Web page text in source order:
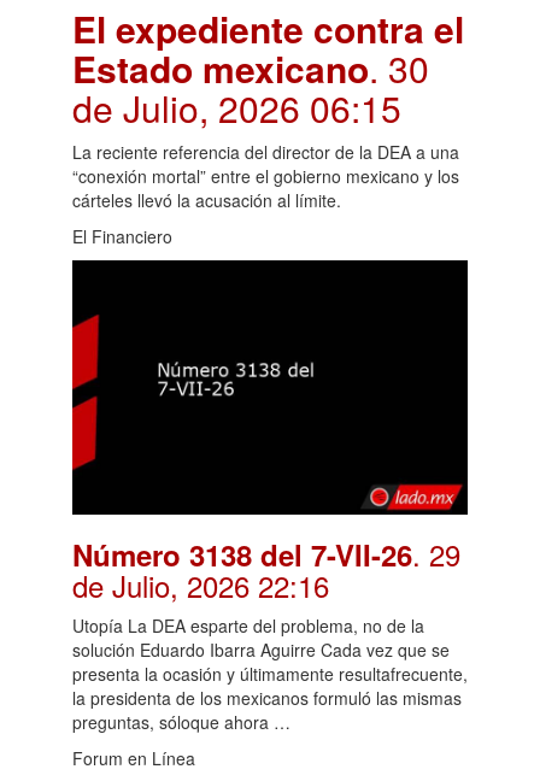
El expediente contra el
Estado mexicano. 30
de Julio, 2026 06:15
La reciente referencia del director de la DEA a una
“conexión mortal” entre el gobierno mexicano y los
cárteles llevó la acusación al límite.
El Financiero
Número 3138 del 7-VII-26. 29
de Julio, 2026 22:16
Utopía La DEA esparte del problema, no de la
solución Eduardo Ibarra Aguirre Cada vez que se
presenta la ocasión y últimamente resultafrecuente,
la presidenta de los mexicanos formuló las mismas
preguntas, sóloque ahora …
Forum en Línea